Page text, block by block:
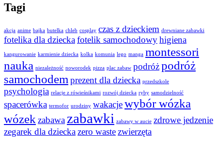
Tagi
akcja anime bajka butelka chleb cosplay czas z dzieckiem drewniane zabawki
fotelika dla dzieckafotelik samochodowyhigiena
kangurowanie karmienie dziecka kolka komunia lego manga montessori
nauka niezależność noworodek pizza plac zabaw podróżpodróż
samochodem prezent dla dziecka przedszkole
psychologia relacje z rówieśnikami rozwój dziecka ryby samodzielność
spacerówka termofor urodziny wakacjewybór wózka
wózek zabawa zabawki zabawy w aucie zdrowe jedzenie
zegarek dla dzieckazero wastezwierzęta